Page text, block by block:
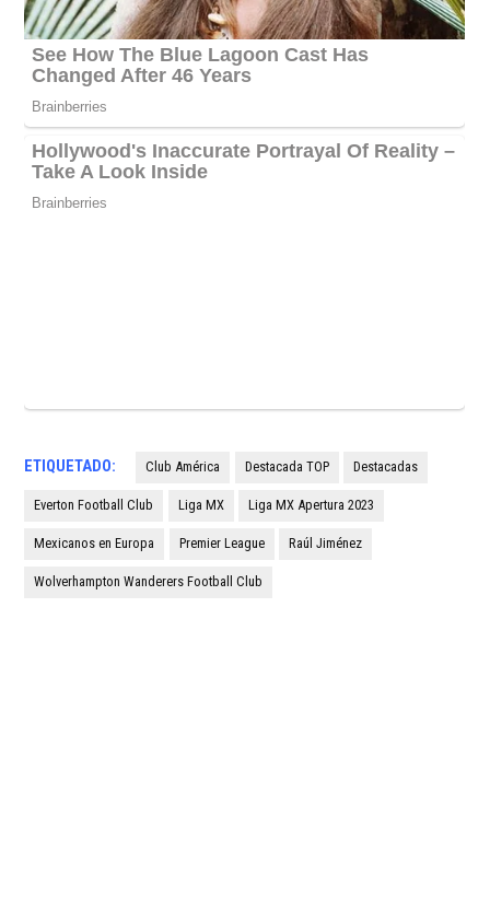
ETIQUETADO: Club América Destacada TOP Destacadas
Everton Football Club Liga MX Liga MX Apertura 2023
Mexicanos en Europa Premier League Raúl Jiménez
Wolverhampton Wanderers Football Club